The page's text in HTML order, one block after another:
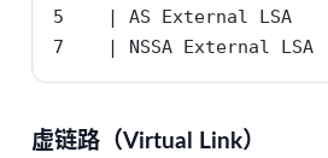
5    | AS External LSA
7    | NSSA External LSA
虚链路（Virtual Link）